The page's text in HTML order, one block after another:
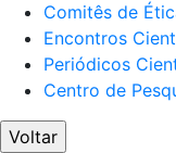
Comitês de
Encontros
Periódicos
Centro de
Voltar